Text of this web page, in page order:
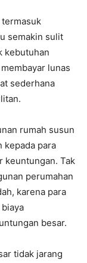
semakin sulit
kebutuhan
lunas
sederhana
rumah susun
kepada para
keuntungan. Tak
perumahan
karena para
besar.
tidak jarang